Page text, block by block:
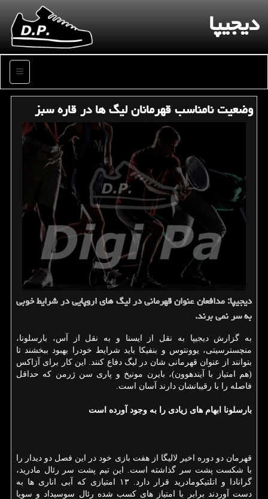
دیجیپا
منو
وضعیت نامناسب قهرمانان لیگ ها در قاره سبز
دیجیپا: مدافعان عنوان قهرمانی در لیگ های اروپایی در شرایط خوبی
به سر نمی برند.
به گزارش دیجیپا به نقل از ایسنا و به نقل از آس، بارسلونا،
منچسترسیتی، یوونتوس و بنفیكا باید شرایط خودرا بهبود ببخشند تا
بتوانند از عنوان قهرمانی شان در لیگ دفاع كنند. این كار برای آژاكس
(هم امتیاز با آیندهوون)، بایرن مونیخ و پاری سن ژرمن كه حداقل
فاصله را با رقیبانشان دارند آسان است.
بارسلونا ابهام های زیادی را به وجود آورده است
قهرمان دو دوره اخیر لالیگا از هفت بازی خود در این فصل دو دیدار را
با شكست پشت سر گذاشته است. این تیم پشت سر رئال مادرید،
گرانادا و اتلتیكومادرید قرار دارد. ۱۳ امتیازی كه آبی اناری ها به
دست آوردند برابر با امتیاز های كسب شده رئال سوسیداد و سویا